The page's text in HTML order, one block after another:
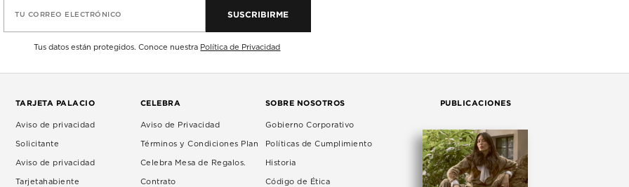
TU CORREO ELECTRÓNICO SUSCRIBIRME
Tus datos están protegidos. Conoce nuestra Política de Privacidad
TARJETA PALACIO
Aviso de privacidad
Solicitante
Aviso de privacidad
Tarjetahabiente
CELEBRA
Aviso de Privacidad
Términos y Condiciones Plan
Celebra Mesa de Regalos.
Contrato
SOBRE NOSOTROS
Gobierno Corporativo
Políticas de Cumplimiento
Historia
Código de Ética
PUBLICACIONES